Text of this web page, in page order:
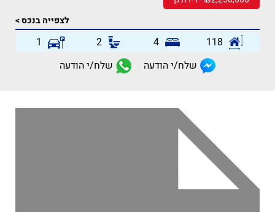
לצפייה בנכס >
118
4
2
1
שלח/י הודעה
שלח/י הודעה